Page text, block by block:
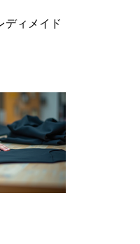
ディメイド